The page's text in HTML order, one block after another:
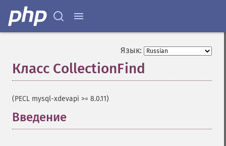
Язык:
Класс CollectionFind
(PECL mysql-xdevapi >= 8.0.11)
Введение